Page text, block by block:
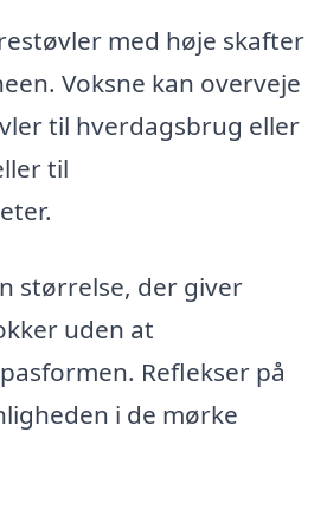
med høje skafter
Voksne kan overveje
til hverdagsbrug eller
til
størrelse, der giver
uden at
Reflekser på
i de mørke